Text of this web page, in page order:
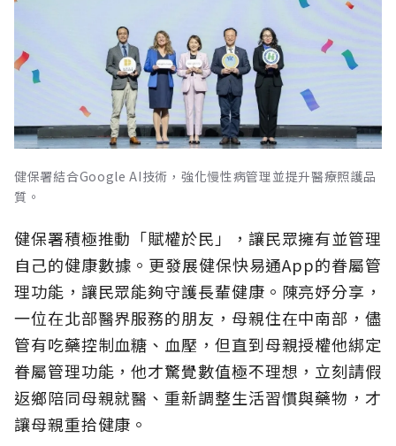
健保署結合Google AI技術，強化慢性病管理並提升醫療照護品
質。
健保署積極推動「賦權於民」，讓民眾擁有並管理
自己的健康數據。更發展健保快易通App的眷屬管
理功能，讓民眾能夠守護長輩健康。陳亮妤分享，
一位在北部醫界服務的朋友，母親住在中南部，儘
管有吃藥控制血糖、血壓，但直到母親授權他綁定
眷屬管理功能，他才驚覺數值極不理想，立刻請假
返鄉陪同母親就醫、重新調整生活習慣與藥物，才
讓母親重拾健康。